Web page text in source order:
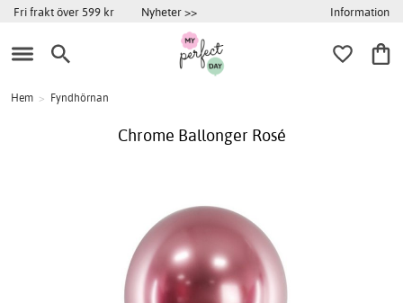
Fri frakt över 599 kr Nyheter >> Information
Hem > Fyndhörnan
Chrome Ballonger Rosé